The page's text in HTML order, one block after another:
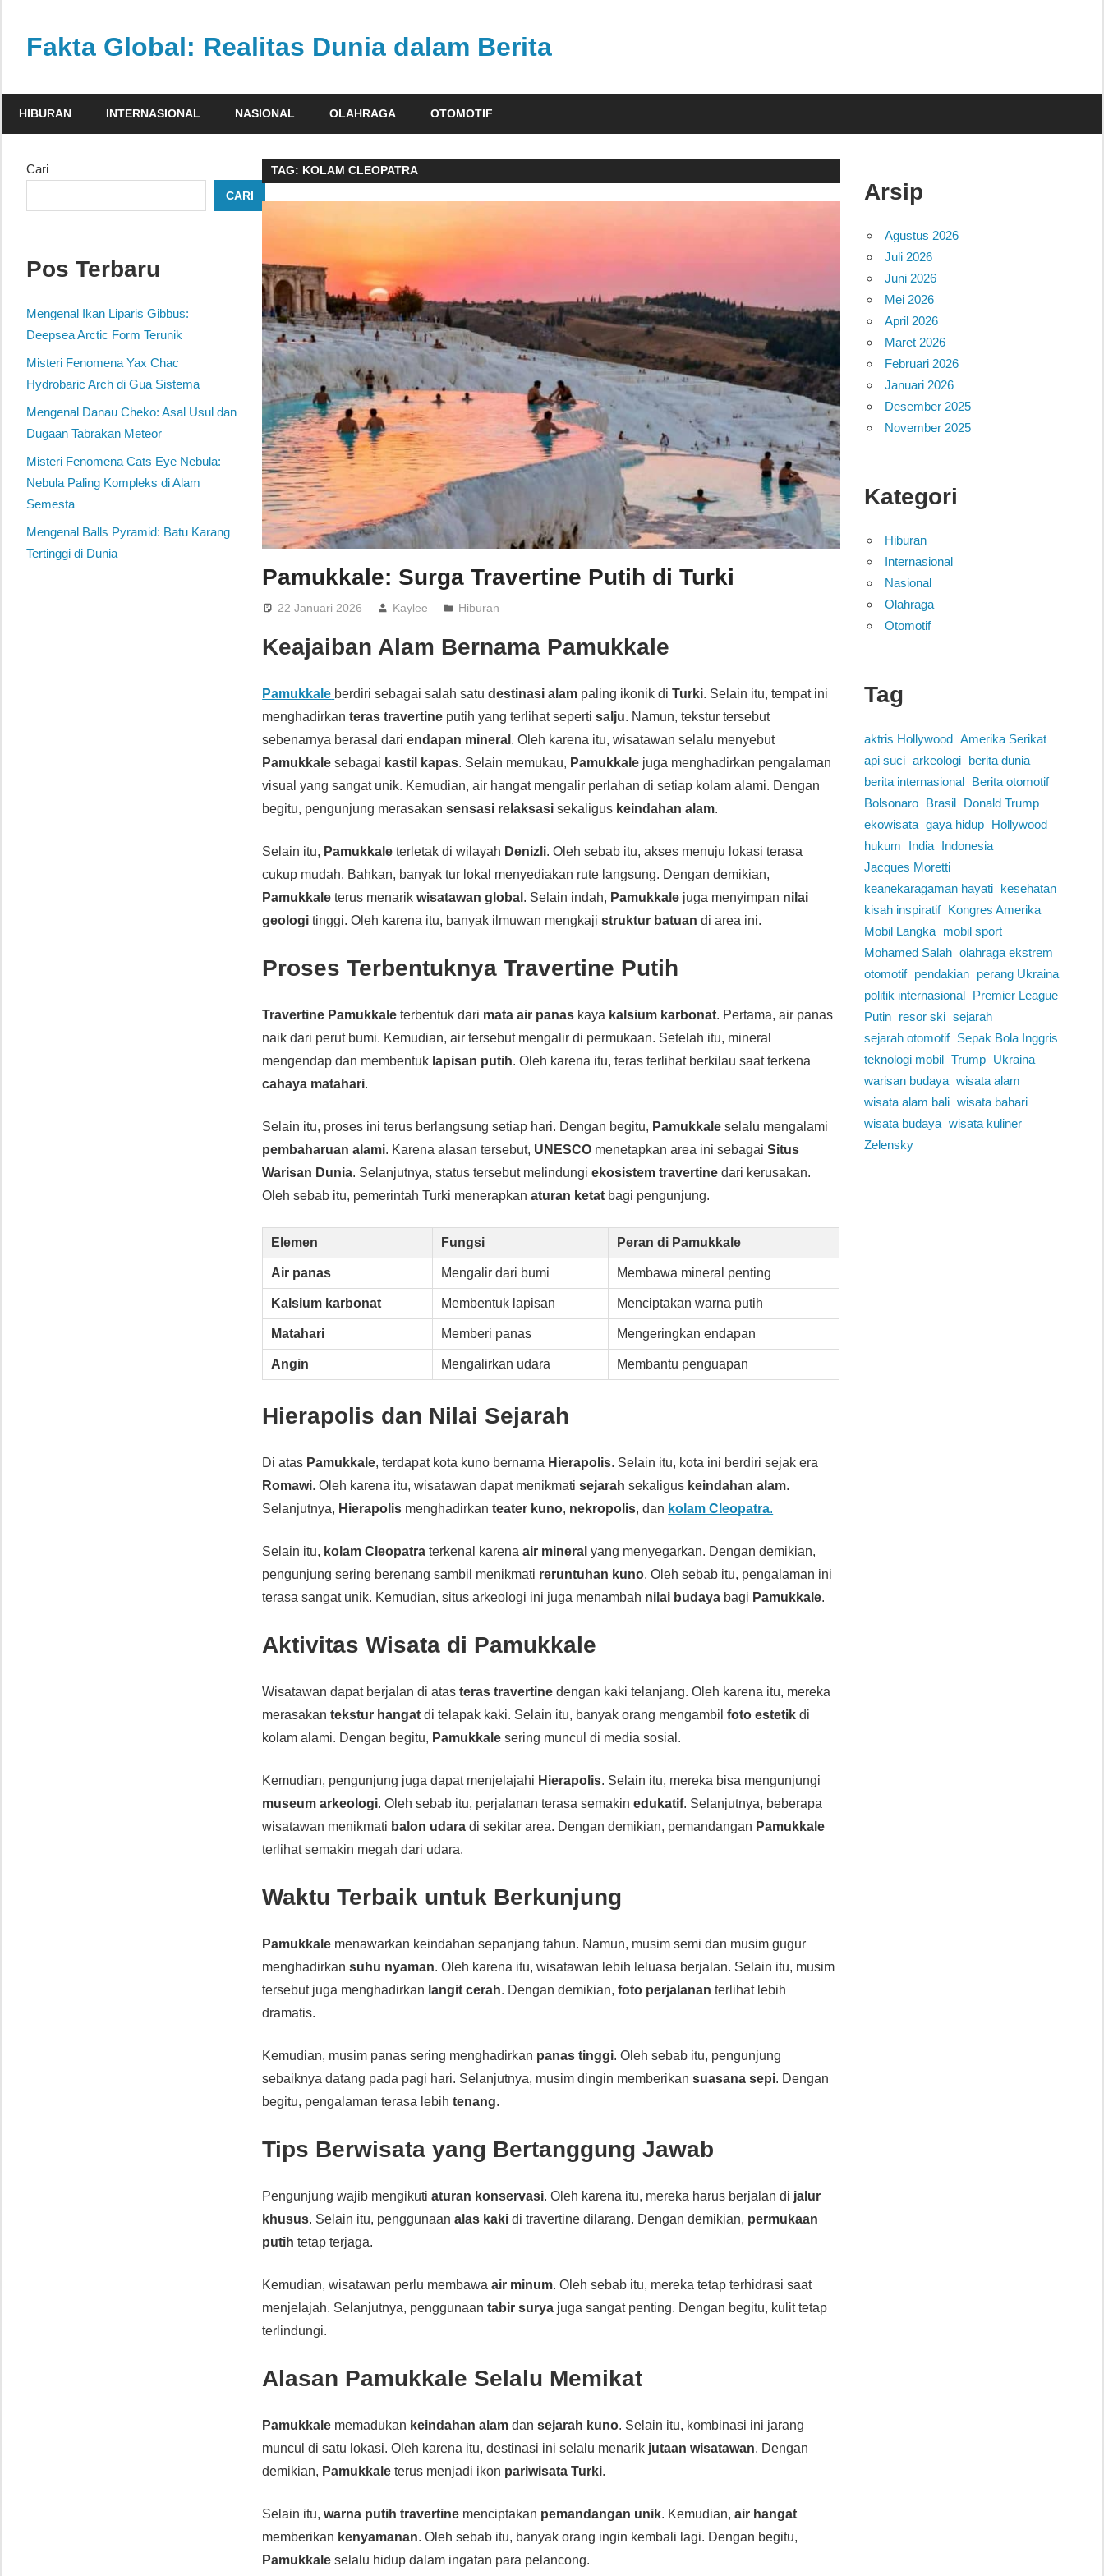
contentFakta Global: Realitas Dunia dalam Berita
faktual
berbagai
pandang
HIBURAN INTERNASIONAL NASIONAL OLAHRAGA OTOMOTIF
TAG: KOLAM CLEOPATRA
Pamukkale: Surga Travertine Putih di Turki
22 Januari 2026 Kaylee Hiburan
Keajaiban Alam Bernama Pamukkale
Pamukkale berdiri sebagai salah satudestinasi alam paling ikonik diTurki. Selain itu, tempat ini
menghadirkanteras travertine putih yang terlihat sepertisalju. Namun, tekstur tersebut
sebenarnya berasal dariendapan mineral . Oleh karena itu, wisatawan selalu menyebut
Pamukkale sebagai kastil kapas. Selain memukau, Pamukkale juga menghadirkan pengalaman
visual yang sangat unik. Kemudian, air hangat mengalir perlahan di setiap kolam alami. Dengan
begitu, pengunjung merasakansensasi relaksasi sekaligus keindahan alam.
Selain itu, Pamukkale terletak di wilayah Denizli. Oleh sebab itu, akses menuju lokasi terasa
cukup mudah. Bahkan, banyak tur lokal menyediakan rute langsung. Dengan demikian,
Pamukkale terus menarikwisatawan global . Selain indah, Pamukkale juga menyimpan nilai
geologi tinggi. Oleh karena itu, banyak ilmuwan mengkajistruktur batuan di area ini.
Proses Terbentuknya Travertine Putih
Travertine Pamukkale terbentuk dari mata air panas kaya kalsium karbonat. Pertama, air panas
naik dari perut bumi. Kemudian, air tersebut mengalir di permukaan. Setelah itu, mineral
mengendap dan membentuk lapisan putih. Oleh karena itu, teras terlihat berkilau saat terkena
cahaya matahari.
Selain itu, proses ini terus berlangsung setiap hari. Dengan begitu, Pamukkale selalu mengalami
pembaharuan alami. Karena alasan tersebut, UNESCO menetapkan area ini sebagaiSitus
Warisan Dunia. Selanjutnya, status tersebut melindungiekosistem travertine dari kerusakan.
Oleh sebab itu, pemerintah Turki menerapkanaturan ketat bagi pengunjung.
Elemen Fungsi Peran di Pamukkale
Air panas Mengalir dari bumi Membawa mineral penting
Kalsium karbonat Membentuk lapisan Menciptakan warna putih
Matahari Memberi panas Mengeringkan endapan
Angin Mengalirkan udara Membantu penguapan
Hierapolis dan Nilai Sejarah
Di atas Pamukkale, terdapat kota kuno bernama Hierapolis. Selain itu, kota ini berdiri sejak era
Romawi. Oleh karena itu, wisatawan dapat menikmatisejarah sekaligus keindahan alam.
Selanjutnya, Hierapolis menghadirkanteater kuno, nekropolis, dan kolam Cleopatra.
Selain itu, kolam Cleopatra terkenal karenaair mineral yang menyegarkan. Dengan demikian,
pengunjung sering berenang sambil menikmati reruntuhan kuno. Oleh sebab itu, pengalaman ini
terasa sangat unik. Kemudian, situs arkeologi ini juga menambah nilai budaya bagi Pamukkale.
Aktivitas Wisata di Pamukkale
Wisatawan dapat berjalan di atasteras travertine dengan kaki telanjang. Oleh karena itu, mereka
merasakantekstur hangat di telapak kaki. Selain itu, banyak orang mengambilfoto estetik di
kolam alami. Dengan begitu, Pamukkale sering muncul di media sosial.
Kemudian, pengunjung juga dapat menjelajahi Hierapolis. Selain itu, mereka bisa mengunjungi
museum arkeologi. Oleh sebab itu, perjalanan terasa semakinedukatif. Selanjutnya, beberapa
wisatawan menikmati balon udara di sekitar area. Dengan demikian, pemandangan Pamukkale
terlihat semakin megah dari udara.
Waktu Terbaik untuk Berkunjung
Pamukkale menawarkan keindahan sepanjang tahun. Namun, musim semi dan musim gugur
menghadirkansuhu nyaman. Oleh karena itu, wisatawan lebih leluasa berjalan. Selain itu, musim
tersebut juga menghadirkan langit cerah. Dengan demikian,foto perjalanan terlihat lebih
dramatis.
Kemudian, musim panas sering menghadirkan panas tinggi. Oleh sebab itu, pengunjung
sebaiknya datang pada pagi hari. Selanjutnya, musim dingin memberikansuasana sepi. Dengan
begitu, pengalaman terasa lebihtenang.
Tips Berwisata yang Bertanggung Jawab
Pengunjung wajib mengikutiaturan konservasi. Oleh karena itu, mereka harus berjalan di jalur
khusus. Selain itu, penggunaanalas kaki di travertine dilarang. Dengan demikian, permukaan
putih tetap terjaga.
Kemudian, wisatawan perlu membawaair minum. Oleh sebab itu, mereka tetap terhidrasi saat
menjelajah. Selanjutnya, penggunaantabir surya juga sangat penting. Dengan begitu, kulit tetap
terlindungi.
Alasan Pamukkale Selalu Memikat
Pamukkale memadukan keindahan alam dansejarah kuno. Selain itu, kombinasi ini jarang
muncul di satu lokasi. Oleh karena itu, destinasi ini selalu menarik jutaan wisatawan. Dengan
demikian, Pamukkale terus menjadi ikon pariwisata Turki.
Selain itu,warna putih travertine menciptakan pemandangan unik. Kemudian,air hangat
memberikan kenyamanan. Oleh sebab itu, banyak orang ingin kembali lagi. Dengan begitu,
Pamukkale selalu hidup dalam ingatan para pelancong.
Cari
CARI
Pos Terbaru
Mengenal Ikan Liparis Gibbus:
Deepsea Arctic Form Terunik
Misteri Fenomena Yax Chac
Hydrobaric Arch di Gua Sistema
Mengenal Danau Cheko: Asal Usul dan
Dugaan Tabrakan Meteor
Misteri Fenomena Cats Eye Nebula:
Nebula Paling Kompleks di Alam
Semesta
Mengenal Balls Pyramid: Batu Karang
Tertinggi di Dunia
Arsip
Agustus 2026
Juli 2026
Juni 2026
Mei 2026
April 2026
Maret 2026
Februari 2026
Januari 2026
Desember 2025
November 2025
Kategori
Hiburan
Internasional
Nasional
Olahraga
Otomotif
Tag
aktris Hollywood Amerika Serikat
api suci arkeologi
berita dunia
berita internasional
Berita otomotif
Bolsonaro
Brasil
Donald Trump
ekowisata gaya hidup
Hollywood
hukum
India
Indonesia
Jacques Moretti
keanekaragaman hayati
kesehatan
kisah inspiratif
Kongres Amerika
Mobil Langka
mobil sport
Mohamed Salah olahraga ekstrem
otomotif
pendakian
perang Ukraina
politik internasional
Premier League
Putin
resor ski sejarah
sejarah otomotif
Sepak Bola Inggris
teknologi mobil Trump
Ukraina
warisan budaya wisata alam
wisata alam bali wisata bahari
wisata budaya wisata kuliner
Zelensky